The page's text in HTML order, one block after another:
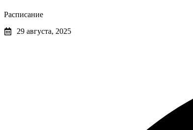
Расписание
29 августа, 2025